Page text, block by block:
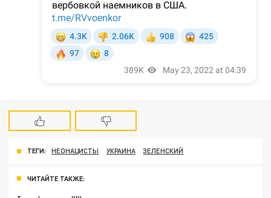
ТЕГИ: НЕОНАЦИСТЫ УКРАИНА ЗЕЛЕНСКИЙ
ЧИТАЙТЕ ТАКЖЕ: